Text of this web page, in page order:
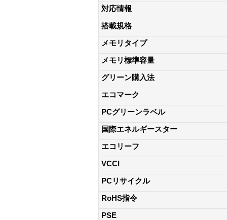
対応情報
搭載規格
メモリタイプ
メモリ標準容量
グリーン購入法
エコマーク
PCグリーンラベル
国際エネルギースター
エコリーフ
VCCI
PCリサイクル
RoHS指令
PSE